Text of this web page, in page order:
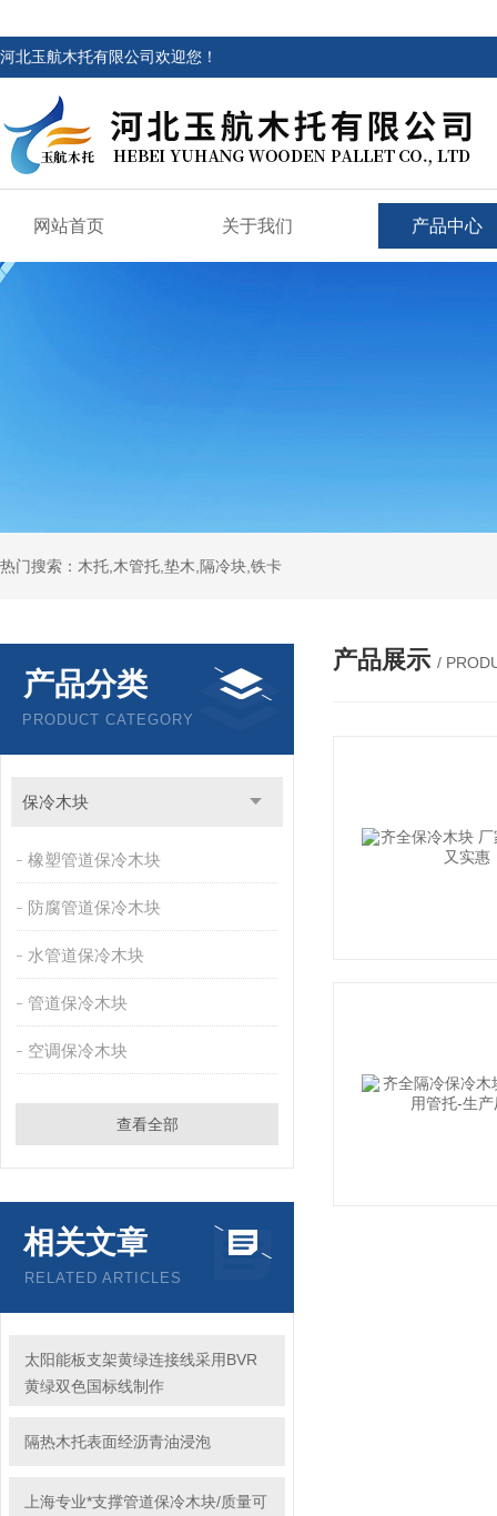
河北玉航木托有限公司欢迎您！
网站首页 关于我们 产品中心
热门搜索：木托,木管托,垫木,隔冷块,铁卡
产品分类
PRODUCT CATEGORY
保冷木块
橡塑管道保冷木块
防腐管道保冷木块
水管道保冷木块
管道保冷木块
空调保冷木块
查看全部
相关文章
RELATED ARTICLES
太阳能板支架黄绿连接线采用BVR
黄绿双色国标线制作
隔热木托表面经沥青油浸泡
上海专业*支撑管道保冷木块/质量可
产品展示 /